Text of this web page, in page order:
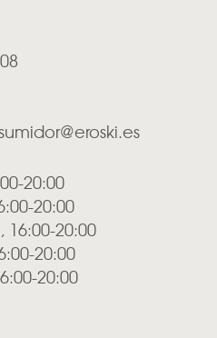
20:00
20:00
16:00-20:00
20:00
20:00